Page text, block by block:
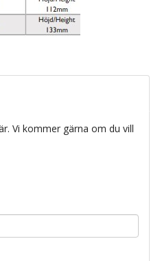
Vi kommer gärna om du vill